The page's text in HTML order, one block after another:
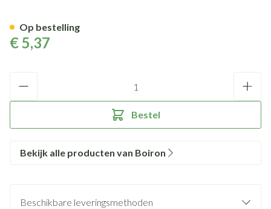
€ 5,37
Bestel
Op bestelling
Bekijk alle producten van Boiron
Beschikbare leveringsmethoden